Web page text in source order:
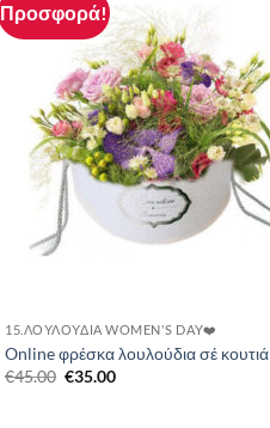
Προσφορά!
15.ΛΟΥΛΟΎΔΙΑ WOMEN'S DAY❤️
Online φρέσκα λουλούδια σέ κουτιά
€45.00 Original
€35.00Η